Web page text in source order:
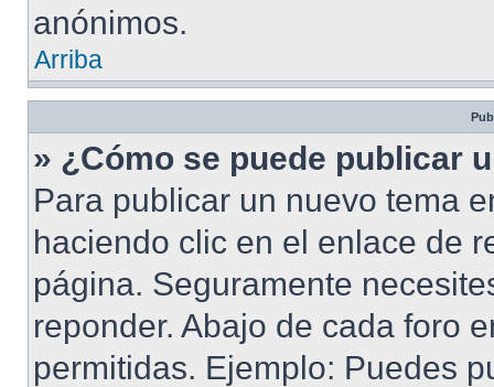
anónimos.
Arriba
» ¿Cómo se puede publicar
Para publicar un nuevo tema
haciendo clic en el enlace de
página. Seguramente
reponder. Abajo de cada foro
permitidas. Ejemplo: Puedes